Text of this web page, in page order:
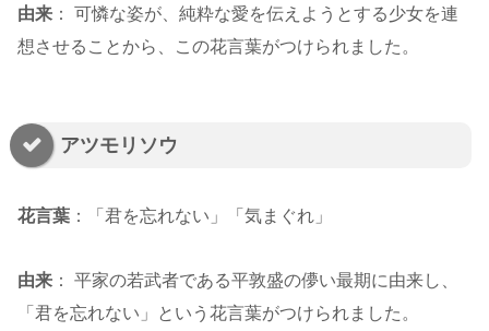
由来 ： 可憐な姿が、純粋な愛を伝えようとする少女を連
想させることから、この花言葉がつけられました。
アツモリソウ
花言葉 ：「君を忘れない」「気まぐれ」
由来 ： 平家の若武者である平敦盛の儚い最期に由来し、
「君を忘れない」という花言葉がつけられました。